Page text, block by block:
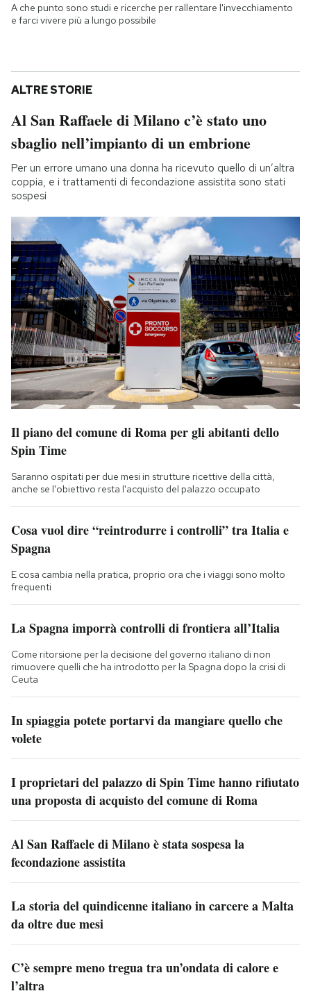
A che punto sono studi e ricerche per rallentare l'invecchiamento
e farci vivere più a lungo possibile
ALTRE STORIE
Al San Raffaele di Milano c’è stato uno
sbaglio nell’impianto di un embrione
Per un errore umano una donna ha ricevuto quello di un’altra
coppia, e i trattamenti di fecondazione assistita sono stati
sospesi
Il piano del comune di Roma per gli abitanti dello
Spin Time
Saranno ospitati per due mesi in strutture ricettive della città,
anche se l'obiettivo resta l'acquisto del palazzo occupato
Cosa vuol dire “reintrodurre i controlli” tra Italia e
Spagna
E cosa cambia nella pratica, proprio ora che i viaggi sono molto
frequenti
La Spagna imporrà controlli di frontiera all’Italia
Come ritorsione per la decisione del governo italiano di non
rimuovere quelli che ha introdotto per la Spagna dopo la crisi di
Ceuta
In spiaggia potete portarvi da mangiare quello che
volete
I proprietari del palazzo di Spin Time hanno rifiutato
una proposta di acquisto del comune di Roma
Al San Raffaele di Milano è stata sospesa la
fecondazione assistita
La storia del quindicenne italiano in carcere a Malta
da oltre due mesi
C’è sempre meno tregua tra un’ondata di calore e
l’altra